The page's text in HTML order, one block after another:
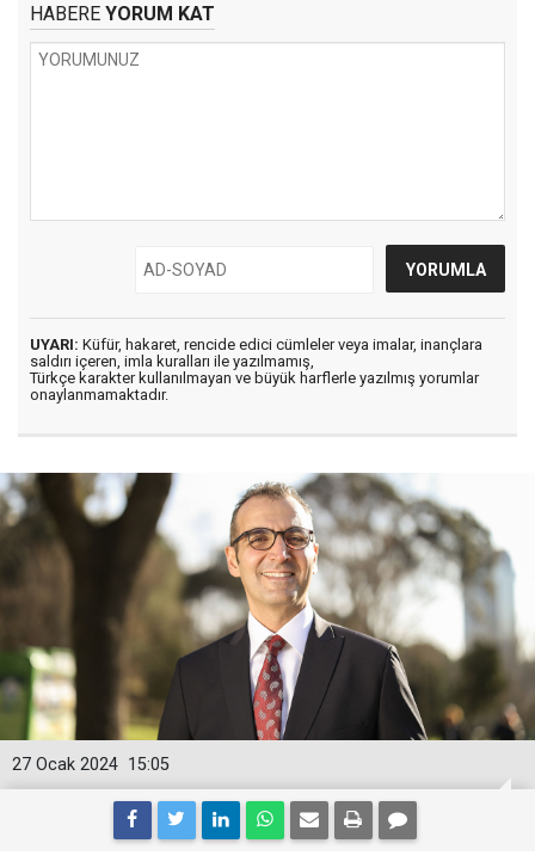
HABERE YORUM KAT
UYARI: Küfür, hakaret, rencide edici cümleler veya imalar, inançlara
saldırı içeren, imla kuralları ile yazılmamış,
Türkçe karakter kullanılmayan ve büyük harflerle yazılmış yorumlar
onaylanmamaktadır.
15:05
27 Ocak 2024